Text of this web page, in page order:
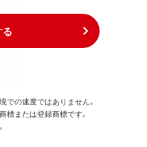
での速度ではありません。
標または登録商標です。